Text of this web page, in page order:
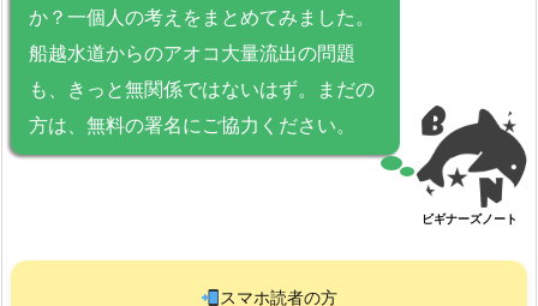
か？一個人の考えをまとめてみました。
船越水道からのアオコ大量流出の問題
も、きっと無関係ではないはず。まだの
方は、無料の署名にご協力ください。
ビギナーズノート
スマホ読者の方